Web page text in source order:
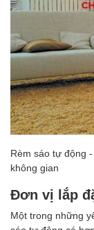
Rèm sáo tự động
không gian
Đơn vị lắp
Một trong những